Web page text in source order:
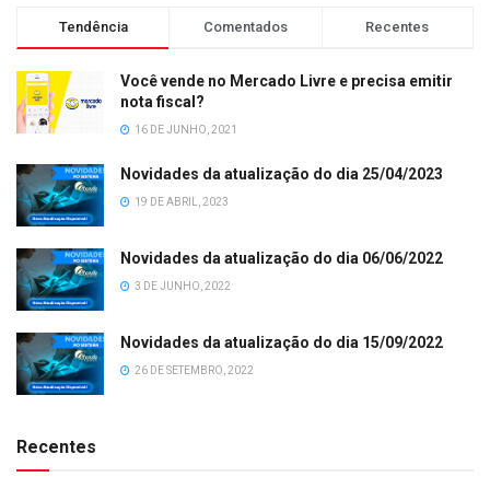
Tendência Comentados Recentes
Você vende no Mercado Livre e precisa emitir
nota fiscal?
16 DE JUNHO, 2021
Novidades da atualização do dia 25/04/2023
19 DE ABRIL, 2023
Novidades da atualização do dia 06/06/2022
3 DE JUNHO, 2022
Novidades da atualização do dia 15/09/2022
26 DE SETEMBRO, 2022
Recentes